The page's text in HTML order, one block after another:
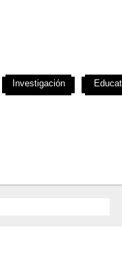
Investigación